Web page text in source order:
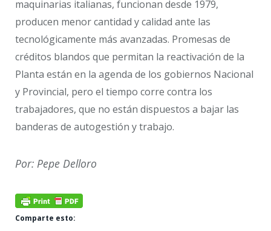
maquinarias italianas, funcionan desde 1979,
producen menor cantidad y calidad ante las
tecnológicamente más avanzadas. Promesas de
créditos blandos que permitan la reactivación de la
Planta están en la agenda de los gobiernos Nacional
y Provincial, pero el tiempo corre contra los
trabajadores, que no están dispuestos a bajar las
banderas de autogestión y trabajo.
Por: Pepe Delloro
Comparte esto: